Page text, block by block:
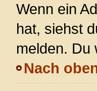
Wenn ein
hat, siehst
melden. Du
Nach